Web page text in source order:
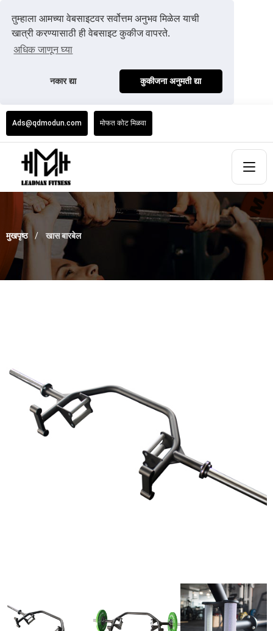
तुम्हाला आमच्या वेबसाइटवर सर्वोत्तम अनुभव मिळेल याची
खात्री करण्यासाठी ही वेबसाइट कुकीज वापरते.
अधिक जाणून घ्या
नकार द्या कुकीजना अनुमती द्या
Ads@qdmodun.com मोफत कोट मिळवा
मुखपृष्ठ खास बारबेल